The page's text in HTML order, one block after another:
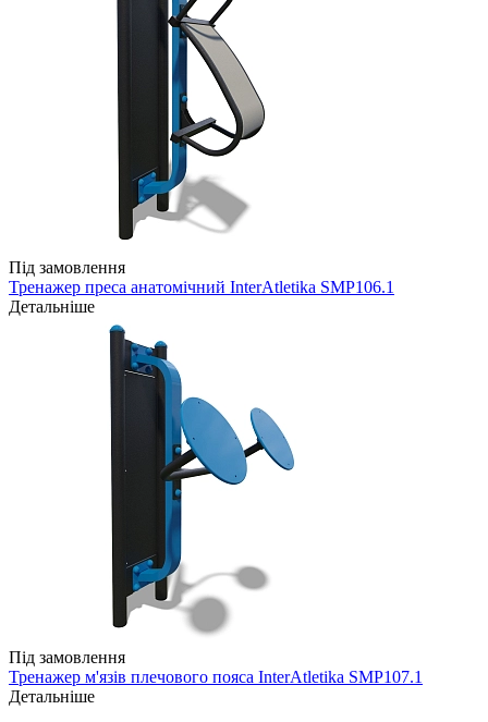
Під замовлення
Тренажер преса анатомічний InterAtletika SMP106.1
Детальніше
Під замовлення
Тренажер м'язів плечового пояса InterAtletika SMP107.1
Детальніше